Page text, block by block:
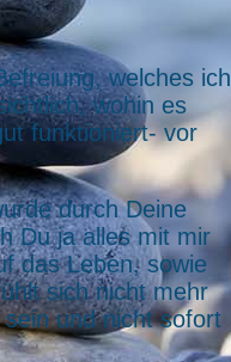
welches ich
wohin es
funktioniert- vor
durch Deine
Du ja alles mit mir
das Leben, sowie
sich nicht mehr
und nicht sofort